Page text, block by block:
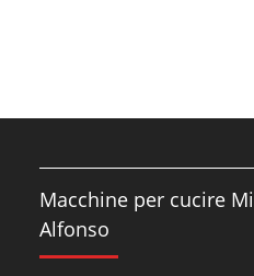
Macchine per cucire
Alfonso